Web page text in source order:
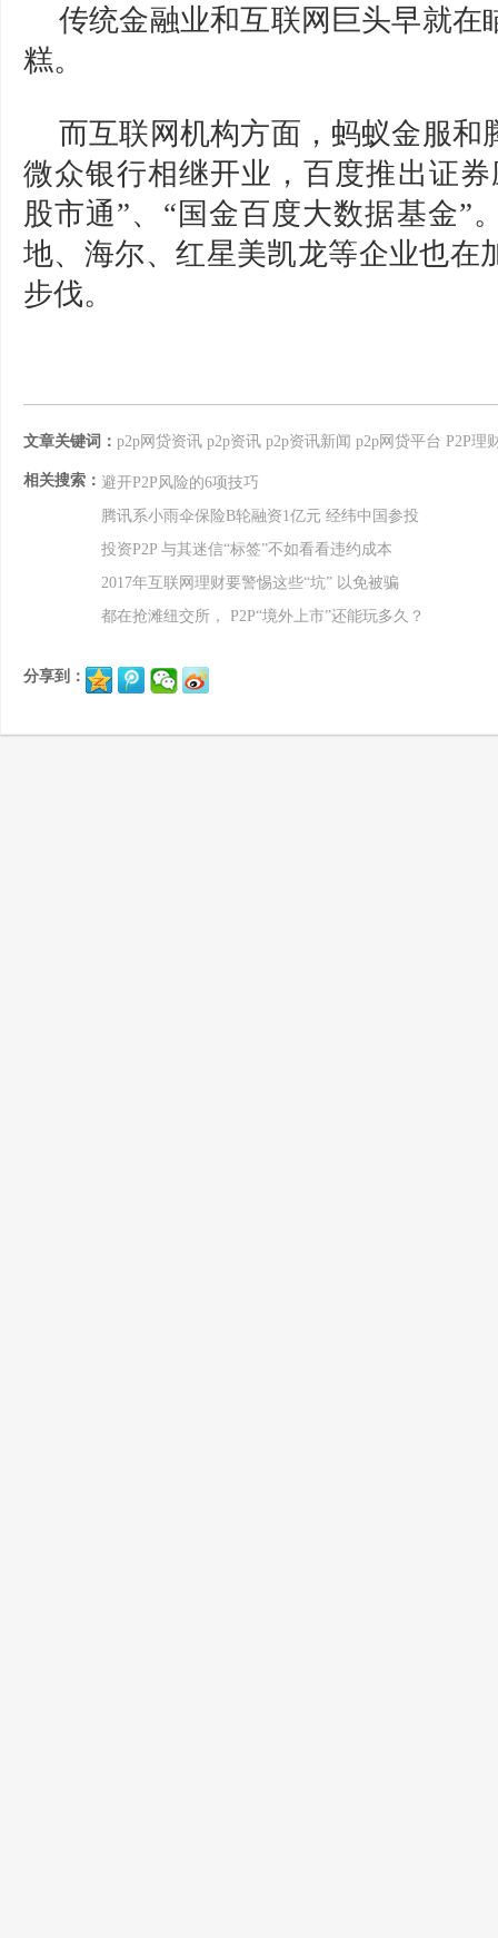
传统金融业和互联网巨头早就在
糕。
而互联网机构方面，蚂蚁金服和
微众银行相继开业，百度推出证
股市通”、“国金百度大数据基金”
地、海尔、红星美凯龙等企业也在
步伐。
文章关键词： p2p网贷资讯 p2p资讯 p2p资讯新闻 p2p网贷平台 P2P理
相关搜索： 避开P2P风险的6项技巧
腾讯系小雨伞保险B轮融资1亿元 经纬中国参投
投资P2P 与其迷信“标签”不如看看违约成本
2017年互联网理财要警惕这些“坑” 以免被骗
都在抢滩纽交所， P2P“境外上市”还能玩多久？
分享到：